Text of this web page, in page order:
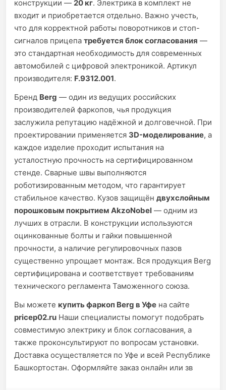
конструкции — 20 кг. Электрика в комплект не
входит и приобретается отдельно. Важно учесть,
что для корректной работы поворотников и стоп-
сигналов прицепа требуется блок согласования —
это стандартная необходимость для современных
автомобилей с цифровой электроникой. Артикул
производителя: F.9312.001.
Бренд Berg — один из ведущих российских
производителей фаркопов, чья продукция
заслужила репутацию надёжной и долговечной. При
проектировании применяется 3D-моделирование, а
каждое изделие проходит испытания на
усталостную прочность на сертифицированном
стенде. Сварные швы выполняются
роботизированным методом, что гарантирует
стабильное качество. Кузов защищён двухслойным
порошковым покрытием AkzoNobel — одним из
лучших в отрасли. В конструкции используются
оцинкованные болты и гайки повышенной
прочности, а наличие регулировочных пазов
существенно упрощает монтаж. Вся продукция Berg
сертифицирована и соответствует требованиям
технического регламента Таможенного союза.
Вы можете купить фаркоп Berg в Уфе на сайте
pricep02.ru Наши специалисты помогут подобрать
совместимую электрику и блок согласования, а
также проконсультируют по вопросам установки.
Доставка осуществляется по Уфе и всей Республике
Башкортостан. Оформляйте заказ онлайн или зв